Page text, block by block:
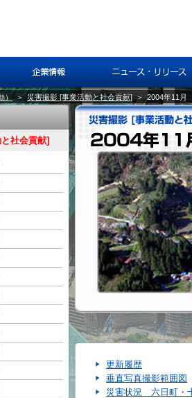
＞ 災害撮影 [事業活動と社会貢献] ＞ 2004年11月
社会貢献]
更新履歴
垂直写真撮影範囲図
災害状況 六日町・